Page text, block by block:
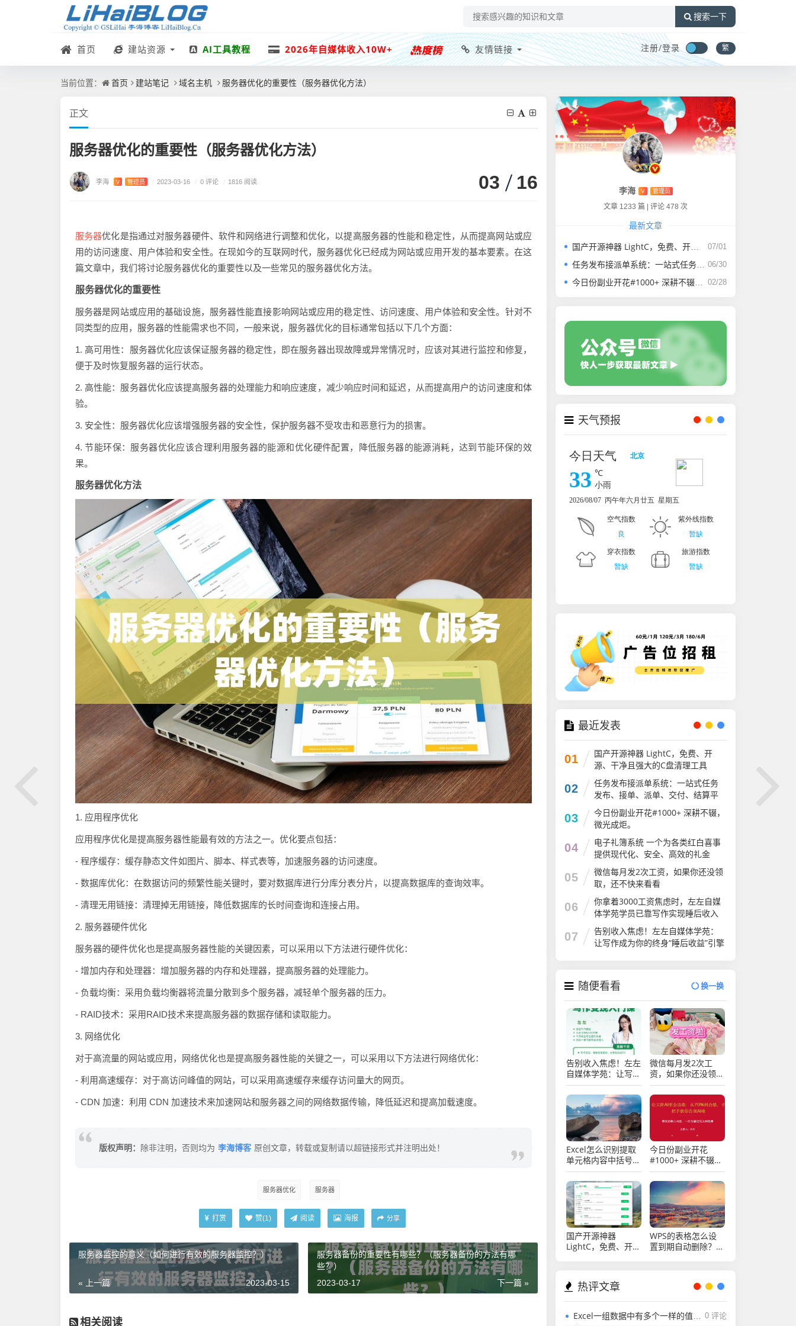
搜索一下
首页 建站资源 AI工具教程 2026年自媒体收入10W+ 友情链接 注册/登录 繁
当前位置： 首页 建站笔记 域名主机 服务器优化的重要性（服务器优化方法）
正文
服务器优化的重要性（服务器优化方法）
李海 V 管理员 / 2023-03-16 / 0 评论 / 1816 阅读 03 16
服务器优化是指通过对服务器硬件、软件和网络进行调整和优化，以提高服务器的性能和稳定性，从而提高网站或应
用的访问速度、用户体验和安全性。在现如今的互联网时代，服务器优化已经成为网站或应用开发的基本要素。在这
篇文章中，我们将讨论服务器优化的重要性以及一些常见的服务器优化方法。
服务器优化的重要性
服务器是网站或应用的基础设施，服务器性能直接影响网站或应用的稳定性、访问速度、用户体验和安全性。针对不
同类型的应用，服务器的性能需求也不同，一般来说，服务器优化的目标通常包括以下几个方面：
1. 高可用性：服务器优化应该保证服务器的稳定性，即在服务器出现故障或异常情况时，应该对其进行监控和修复，
便于及时恢复服务器的运行状态。
2. 高性能：服务器优化应该提高服务器的处理能力和响应速度，减少响应时间和延迟，从而提高用户的访问速度和体
验。
3. 安全性：服务器优化应该增强服务器的安全性，保护服务器不受攻击和恶意行为的损害。
4. 节能环保：服务器优化应该合理利用服务器的能源和优化硬件配置，降低服务器的能源消耗，达到节能环保的效
果。
服务器优化方法
1. 应用程序优化
应用程序优化是提高服务器性能最有效的方法之一。优化要点包括：
- 程序缓存：缓存静态文件如图片、脚本、样式表等，加速服务器的访问速度。
- 数据库优化：在数据访问的频繁性能关键时，要对数据库进行分库分表分片，以提高数据库的查询效率。
- 清理无用链接：清理掉无用链接，降低数据库的长时间查询和连接占用。
2. 服务器硬件优化
服务器的硬件优化也是提高服务器性能的关键因素，可以采用以下方法进行硬件优化：
- 增加内存和处理器：增加服务器的内存和处理器，提高服务器的处理能力。
- 负载均衡：采用负载均衡器将流量分散到多个服务器，减轻单个服务器的压力。
- RAID技术：采用RAID技术来提高服务器的数据存储和读取能力。
3. 网络优化
对于高流量的网站或应用，网络优化也是提高服务器性能的关键之一，可以采用以下方法进行网络优化：
- 利用高速缓存：对于高访问峰值的网站，可以采用高速缓存来缓存访问量大的网页。
- CDN 加速：利用 CDN 加速技术来加速网站和服务器之间的网络数据传输，降低延迟和提高加载速度。
版权声明： 除非注明，否则均为 李海博客 原创文章，转载或复制请以超链接形式并注明出处！
服务器优化 服务器
打赏 赞(1 ) 阅读 海报 分享
服务器监控的意义（如何进行有效的服务器监控？）
« 上一篇 2023-03-15
服务器备份的重要性有哪些？（服务器备份的方法有哪
些？）
下一篇 »
2023-03-17
相关阅读
李海 V 管理员
文章 1233 篇 评论 478 次
最新文章
07/01
国产开源神器 LightC，免费、开源、干净且强大的C盘清理工具
06/30
任务发布接派单系统：一站式任务发布、接单、派单、交付、结算平台
02/28
今日份副业开花#1000+ 深耕不辍，微光成炬。
天气预报
最近发表
01
国产开源神器 LightC，免费、开
源、干净且强大的C盘清理工具
02
任务发布接派单系统：一站式任务
发布、接单、派单、交付、结算平
台
03
今日份副业开花#1000+ 深耕不辍，
微光成炬。
04
电子礼簿系统 一个为各类红白喜事
提供现代化、安全、高效的礼金
（份子钱）管理解决方案
05
微信每月发2次工资，如果你还没领
取，还不快来看看
06
你拿着3000工资焦虑时，左左自媒
体学苑学员已靠写作实现睡后收入
07
告别收入焦虑！左左自媒体学苑：
让写作成为你的终身“睡后收益”引擎
随便看看 换一换
告别收入焦虑！左左
自媒体学苑：让写作
成为你的终身“睡后
收益”引擎
微信每月发2次工
资，如果你还没领
取，还不快来看看
Excel怎么识别提取
单元格内容中括号内
的字符？
今日份副业开花
#1000+ 深耕不辍，
微光成炬。
国产开源神器
LightC，免费、开
WPS的表格怎么设
置到期自动删除？
热评文章
0 评论
Excel一组数据中有多个一样的值，用rank函数排名怎么能排出不一样的值？